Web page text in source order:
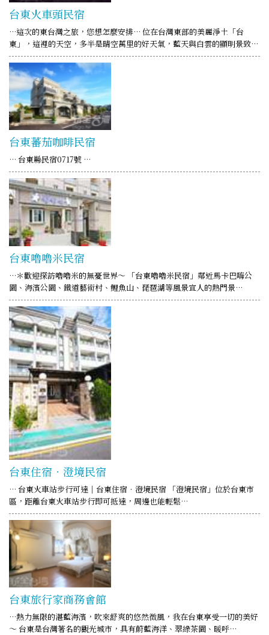
台東火車頭民宿
…這次的東台灣之旅，您想怎麼安排… 位在台灣東部的美麗淨土「台
東」，這裡的天空，多半是晴空萬里的好天氣，藍天與白雲的顯明景致…
台東蕃茄咖啡民宿
… 台東縣民宿0717號 …
台東嚕嚕米民宿
…＊歡迎探訪嚕嚕米的無憂世界～ 「台東嚕嚕米民宿」鄰近馬卡巴嗨公
園、海濱公園、鐵道藝術村、鯉魚山、琵琶湖等風景宜人的熱門景…
台東住宿．澄境民宿
… 台東火車站步行可達｜台東住宿‧澄境民宿 「澄境民宿」位於台東市
區，距離台東火車站步行即可抵達，周邊也能輕鬆…
台東旅行家商務會館
…熱力無限的湛藍海濱，吹來舒爽的悠然微風，我在台東享受一切的美好
～ 台東是台灣著名的觀光城市，具有蔚藍海洋、翠綠茶園、暖呼…